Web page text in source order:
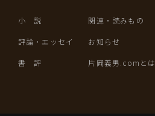
小 説
評論・エッセイ
書 評
関連・読みもの
お知らせ
片岡義男.comとは